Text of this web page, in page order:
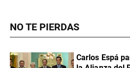
NO TE PIERDAS
Carlos Espá